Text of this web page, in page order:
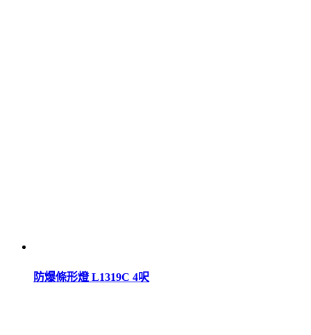
防爆條形燈 L1319C 4呎